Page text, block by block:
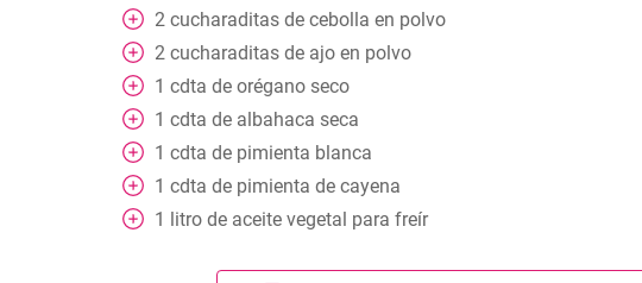
2 cucharaditas de cebolla en polvo
2 cucharaditas de ajo en polvo
1 cdta de orégano seco
1 cdta de albahaca seca
1 cdta de pimienta blanca
1 cdta de pimienta de cayena
1 litro de aceite vegetal para freír